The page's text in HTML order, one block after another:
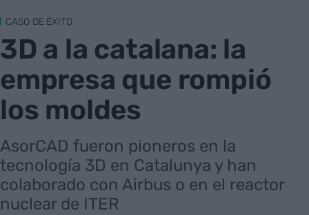
CASO DE ÉXITO
3D a la catalana: la
empresa que rompió
los moldes
AsorCAD fueron pioneros en la
tecnología 3D en Catalunya y han
colaborado con Airbus o en el reactor
nuclear de ITER